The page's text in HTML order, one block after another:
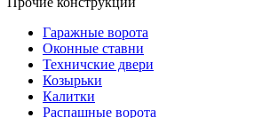
Гаражные ворота
Оконные ставни
Техничские двери
Козырьки
Калитки
Распашные ворота